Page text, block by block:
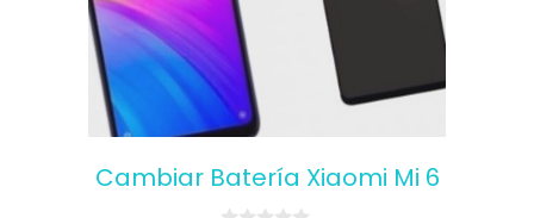
Cambiar Batería Xiaomi Mi 6